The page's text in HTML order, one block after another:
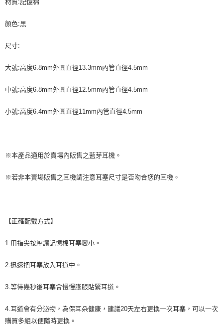
材質:記憶棉
顏色:黑
尺寸:
大號:高度6.8mm外圓直徑13.3mm內管直徑4.5mm
中號:高度6.8mm外圓直徑12.5mm內管直徑4.5mm
小號:高度6.4mm外圓直徑11mm內管直徑4.5mm
※本產品適用於賣場內販售之藍芽耳機。
※若非本賣場販售之耳機請注意耳塞尺寸是否吻合您的耳機。
【正確配戴方式】
1.用指尖按壓讓記憶棉耳塞變小。
2.迅速把耳塞放入耳道中。
3.等待幾秒後耳塞會慢慢膨脹貼緊耳道。
4.耳道會有分泌物，為保耳朵健康，建議20天左右更換一次耳塞，可以一次
購買多組以便隨時更換。